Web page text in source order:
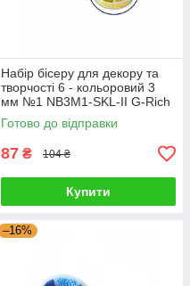
Набір бісеру для декору та
творчості 6 - кольоровий 3
мм №1 NB3M1-SKL-II G-Rich
Готово до відправки
87 ₴ 104 ₴
Купити
–16%